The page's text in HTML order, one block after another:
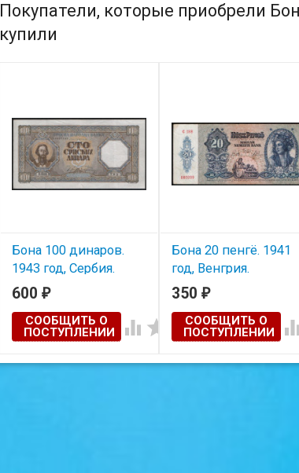
Покупатели, которые приобрели
купили
Бона 100 динаров.
1943 год, Сербия.
600 ₽
СООБЩИТЬ О
ПОСТУПЛЕНИИ
 
Бона 20 пенгё. 1941
год, Венгрия.
350 ₽
СООБЩИТЬ О
ПОСТУПЛЕНИИ